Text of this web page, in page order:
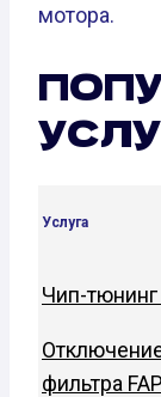
мотора.
Услуга
Чип-тюнинг
фильтра